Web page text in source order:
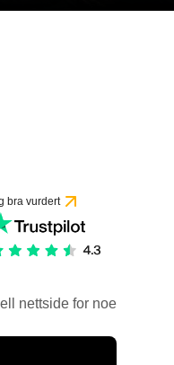
bra vurdert
nettside for noe